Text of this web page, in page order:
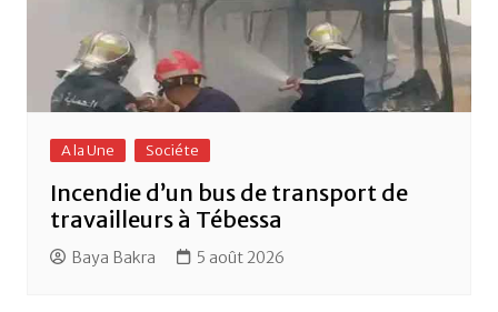
A la Une Sociéte
Incendie d’un bus de transport de
travailleurs à Tébessa
Baya Bakra 5 août 2026